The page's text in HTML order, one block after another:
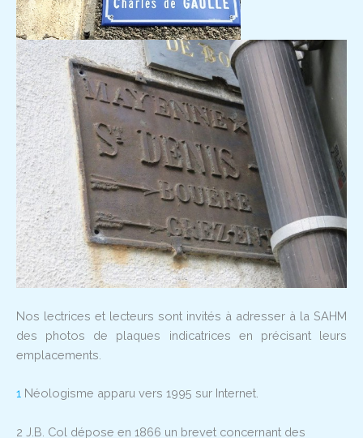
Nos lectrices et lecteurs sont invités à adresser à la SAHM
des photos de plaques indicatrices en précisant leurs
emplacements.
1 Néologisme apparu vers 1995 sur Internet.
2 J.B. Col dépose en 1866 un brevet concernant des